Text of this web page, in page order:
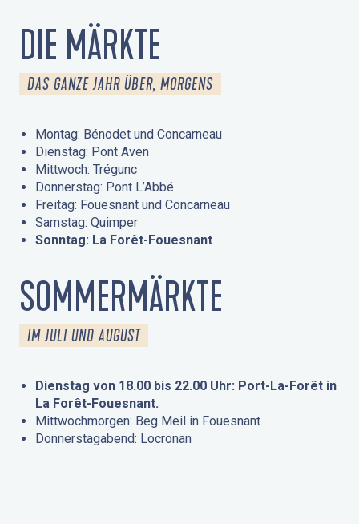
DIE MÄRKTE
DAS GANZE JAHR ÜBER, MORGENS
Montag: Bénodet und Concarneau
Dienstag: Pont Aven
Mittwoch: Trégunc
Donnerstag: Pont L’Abbé
Freitag: Fouesnant und Concarneau
Samstag: Quimper
Sonntag: La Forêt-Fouesnant
SOMMERMÄRKTE
IM JULI UND AUGUST
Dienstag von 18.00 bis 22.00 Uhr: Port-La-Forêt in
La Forêt-Fouesnant.
Mittwochmorgen: Beg Meil in Fouesnant
Donnerstagabend: Locronan